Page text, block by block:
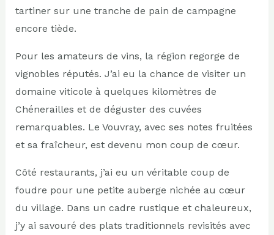
tartiner sur une tranche de pain de campagne
encore tiède.
Pour les amateurs de vins, la région regorge de
vignobles réputés. J’ai eu la chance de visiter un
domaine viticole à quelques kilomètres de
Chénerailles et de déguster des cuvées
remarquables. Le Vouvray, avec ses notes fruitées
et sa fraîcheur, est devenu mon coup de cœur.
Côté restaurants, j’ai eu un véritable coup de
foudre pour une petite auberge nichée au cœur
du village. Dans un cadre rustique et chaleureux,
j’y ai savouré des plats traditionnels revisités avec